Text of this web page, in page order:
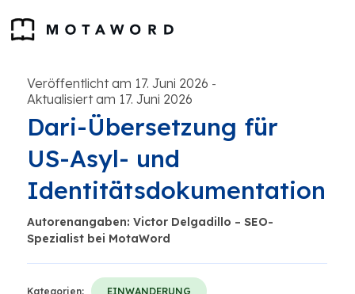
Veröffentlicht am 17. Juni 2026 -
Aktualisiert am 17. Juni 2026
Dari-Übersetzung für
US-Asyl- und
Identitätsdokumentation
Autorenangaben: Victor Delgadillo – SEO-
Spezialist bei MotaWord
Kategorien: EINWANDERUNG